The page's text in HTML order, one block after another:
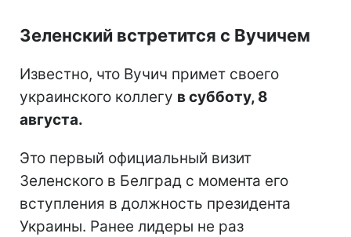
Зеленский встретится с Вучичем
Известно, что Вучич примет своего
украинского коллегу в субботу, 8
августа.
Это первый официальный визит
Зеленского в Белград с момента его
вступления в должность президента
Украины. Ранее лидеры не раз